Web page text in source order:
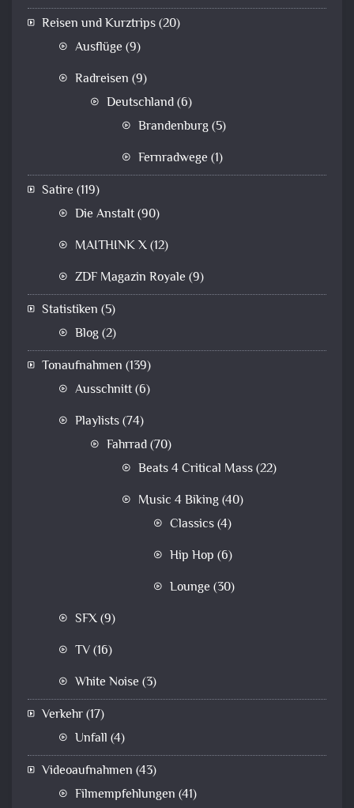
Reisen und Kurztrips(20)
Ausflüge (9)
Radreisen (9)
Deutschland(6)
Brandenburg(5)
Fernradwege (1)
Satire (119)
Die Anstalt(90)
MAITHINK X(12)
ZDF Magazin Royale (9)
Statistiken (5)
Blog(2)
Tonaufnahmen (139)
Ausschnitt(6)
Playlists(74)
Fahrrad(70)
Beats 4 Critical Mass(22)
Music 4 Biking(40)
Classics(4)
Hip Hop (6)
Lounge (30)
SFX(9)
TV(16)
White Noise (3)
Verkehr(17)
Unfall (4)
Videoaufnahmen (43)
Filmempfehlungen (41)